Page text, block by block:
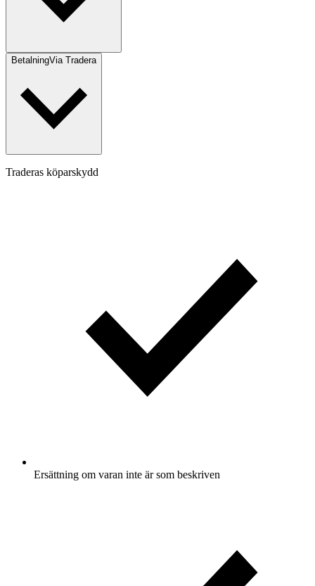
BetalningVia Tradera
Traderas köparskydd
Ersättning om varan inte är som beskriven